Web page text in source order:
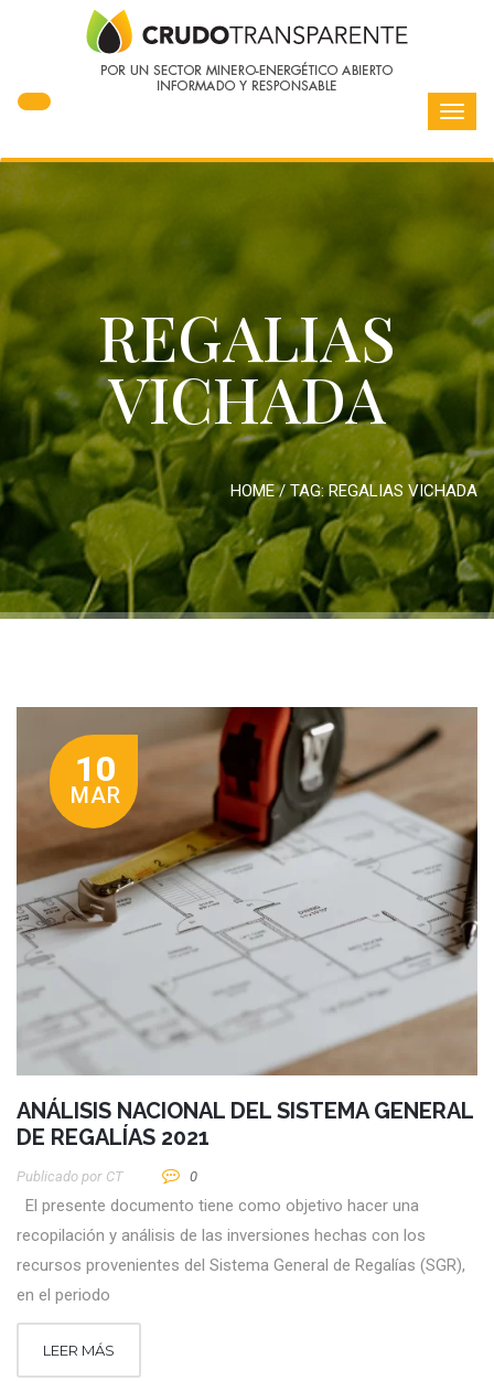
REGALIAS
VICHADA
HOME/ TAG:REGALIAS VICHADA
10
MAR
ANÁLISIS NACIONAL DEL SISTEMA GENERAL
DE REGALÍAS 2021
Publicado por CT 0
El presente documento tiene como objetivo hacer una
recopilación y análisis de las inversiones hechas con los
recursos provenientes del Sistema General de Regalías (SGR),
en el periodo
LEER MÁS